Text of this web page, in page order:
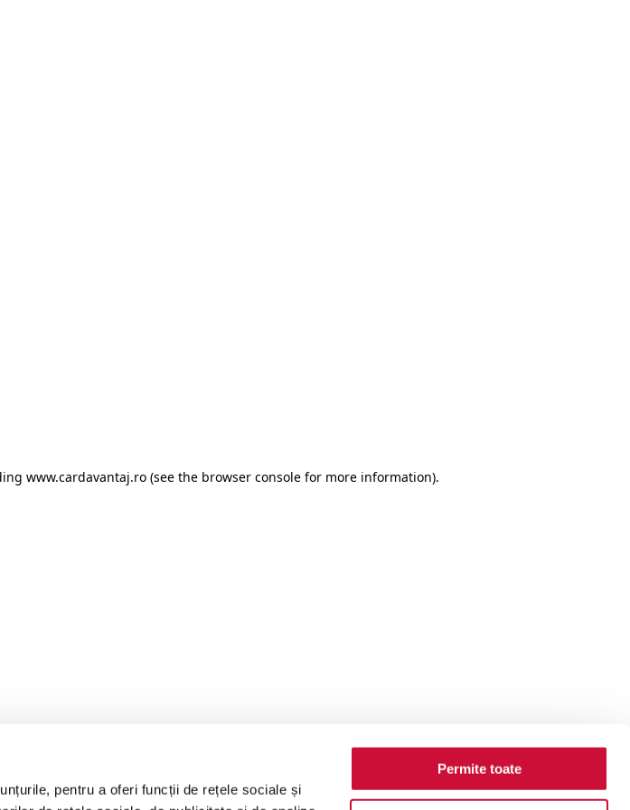
pentru a oferi funcții de rețele sociale și
Permite toate
www.cardavantaj.ro(see the browser consolefor more information).